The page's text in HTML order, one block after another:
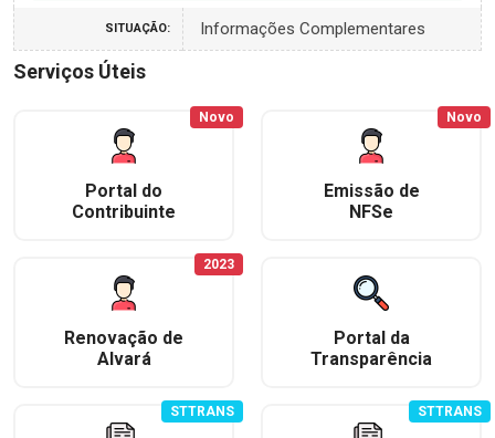
SITUAÇÃO: Informações Complementares
Serviços Úteis
Portal do
Contribuinte
Novo
Emissão de
NFSe
Novo
Renovação de
Alvará
2023
Portal da
Transparência
STTRANS STTRANS